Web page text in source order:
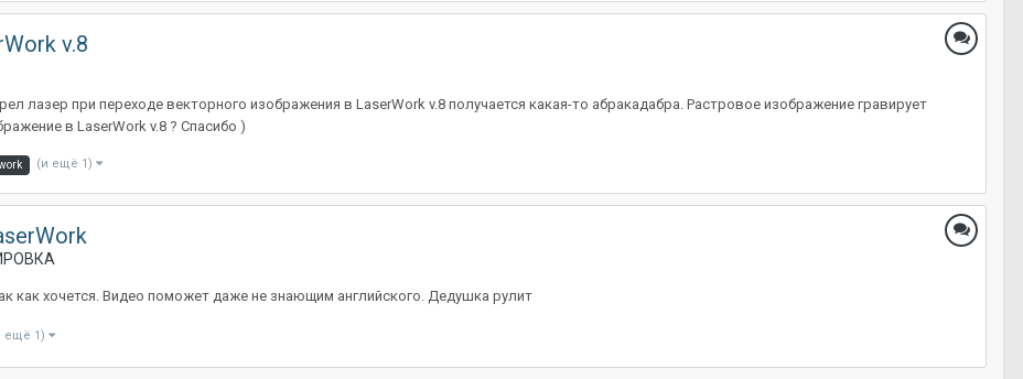
v.8
лазер при переходе векторного изображения в LaserWork v.8 получается какая-то абракадабра. Растровое изображение гравирует
в LaserWork v.8 ? Спасибо )
(и ещё 1)
как хочется. Видео поможет даже не знающим английского. Дедушка рулит
ещё 1)